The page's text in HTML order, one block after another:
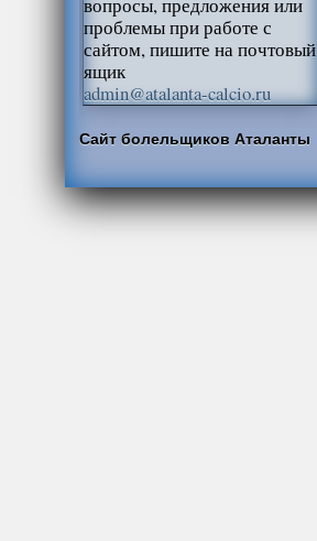
проблемы при работе с
сайтом, пишите на почтовый
ящик
admin@atalanta-calcio.ru
Сайт болельщиков Аталанты